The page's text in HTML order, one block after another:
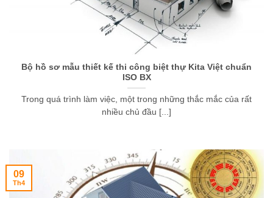
Bộ hồ sơ mẫu thiết kế thi công biệt thự Kita Việt chuẩn
ISO BX
Trong quá trình làm việc, một trong những thắc mắc của rất
nhiều chủ đầu [...]
09
Th4